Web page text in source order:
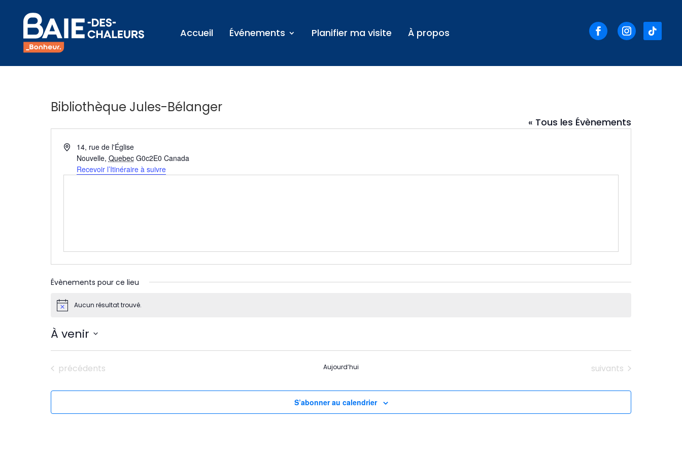
Accueil Événements Planifier ma visite À propos
Bibliothèque Jules-Bélanger
« Tous les Évènements
Adresse14, rue de l'Église
Nouvelle, Quebec G0c2E0 Canada
Recevoir l’Itinéraire à suivre
Évènements pour ce lieu
NoticeAucun résultat trouvé.
À venir
Sélectionnez
date.
Évènements
précédents Aujourd’hui Évènements
suivants
S’abonner au calendrier